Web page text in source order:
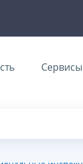
Сервисы